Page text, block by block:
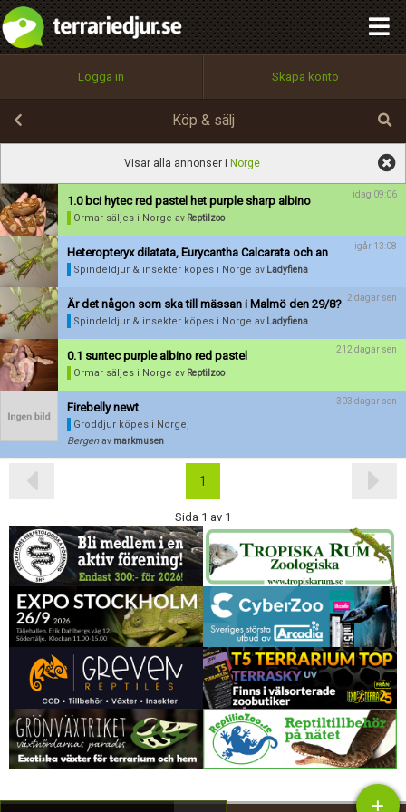
Logga in Skapa konto
Namn:
Beskrivning:
Förnya annons
Kan förnyas om
Aktivera annons
Radera annons
Alla Positiva Negativa
Betygsätt
Köp & sälj
Visar alla annonser i Norge
1.0 bci hytec red pastel het purple sharp albino
Ormar säljes i Norge av Reptilzoo
idag 09:06
Heteropteryx dilatata, Eurycantha Calcarata och an
Spindeldjur & insekter köpes i Norge av Ladyfiena
igår 13:08
Är det någon som ska till mässan i Malmö den 29/8?
Spindeldjur & insekter köpes i Norge av Ladyfiena
2 dagar sen
0.1 suntec purple albino red pastel
Ormar säljes i Norge av Reptilzoo
212 dagar sen
Firebelly newt
Groddjur köpes i Norge,
Bergen av markmusen
303 dagar sen
1
Sida 1 av 1
Utför
100%
OK
integritetspolicy
Namn:
Epost:
Användarnamn:
Lösenord:
Privacy Policy
Terms of Service
Begär nytt lösenord
Tillbaka till förstasidan